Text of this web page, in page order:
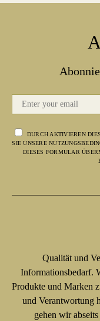
DURCH AKTIVIEREN
SIE UNSERE
DIESES FORMULAR
Qualität und
Informationsbedarf.
Produkte und Marken
und Verantwortung
gehen wir